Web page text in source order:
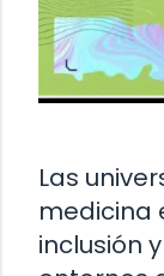
Las
medicina
inclusión